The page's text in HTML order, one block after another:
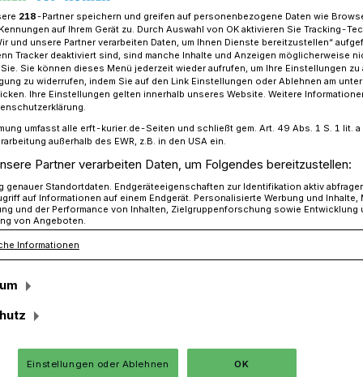
für „Energieautarken Baubetriebshof“
schon 2026?
für das
das Projekt für uns nicht realisierbar“,
und Land für das Projekt
in Händen halten zu können.
218-Partner speichern und greifen auf personenbezogene Daten wie
auf Ihrem Gerät zu. Durch Auswahl von OK aktivieren Sie Tracking-
und unsere Partner verarbeiten Daten, um Ihnen Dienste bereitzustellen“
Tracker deaktiviert sind, sind manche Inhalte und Anzeigen möglicherweise
Sie können dieses Menü jederzeit wieder aufrufen, um Ihre Einstellungen zu
zu widerrufen, indem Sie auf den Link Einstellungen oder Ablehnen am
Ihre Einstellungen gelten innerhalb unseres Website. Weitere
umfasst alle erft-kurier.de-Seiten und schließt gem. Art. 49 Abs. 1 S. 1 lit. a
außerhalb des EWR, z.B. in den USA ein.
Partner verarbeiten Daten, um Folgendes bereitzustellen:
genauer Standortdaten. Endgeräteeigenschaften zur Identifikation aktiv
auf Informationen auf einem Endgerät. Personalisierte Werbung und Inhalte,
und der Performance von Inhalten, Zielgruppenforschung sowie Entwicklung
von Angeboten.
Informationen
Einstellungen oder Ablehnen OK